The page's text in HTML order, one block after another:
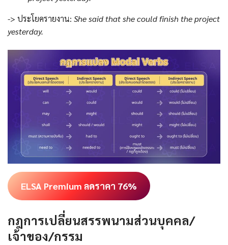
-> ประโยครายงาน: She said that she could finish the project
yesterday.
ELSA Premium ลดราคา 76%
กฎการเปลี่ยนสรรพนามส่วนบุคคล/
เจ้าของ/กรรม